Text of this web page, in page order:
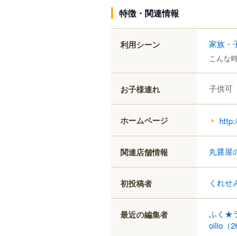
特徴・関連情報
利用シーン 家族・
こんな
お子様連れ 子供可
ホームページ
関連店舗情報 丸醤屋
初投稿者 くれせ
最近の編集者 ふく★
oilio （